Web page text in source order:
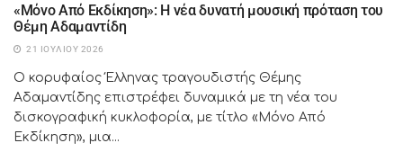
«Μόνο Από Εκδίκηση»: Η νέα δυνατή μουσική πρόταση του
Θέμη Αδαμαντίδη
21 ΙΟΥΛΊΟΥ 2026
Ο κορυφαίος Έλληνας τραγουδιστής Θέμης
Αδαμαντίδης επιστρέφει δυναμικά με τη νέα του
δισκογραφική κυκλοφορία, με τίτλο «Μόνο Από
Εκδίκηση», μια...